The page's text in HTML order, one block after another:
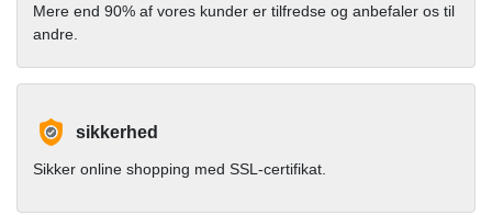
Mere end 90% af vores kunder er tilfredse og anbefaler os til
andre.
sikkerhed
Sikker online shopping med SSL-certifikat.